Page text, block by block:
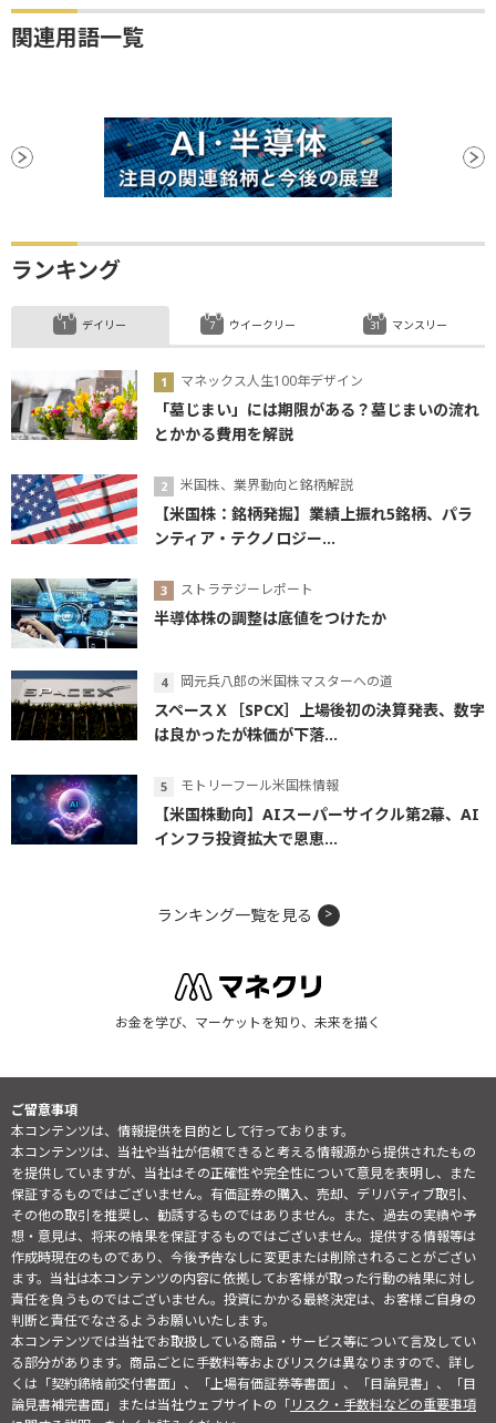
関連用語一覧
ランキング
デイリー
マネックス人生100年デザイン
「墓じまい」には期限がある？墓じまいの流れ
とかかる費用を解説
米国株、業界動向と銘柄解説
【米国株：銘柄発掘】業績上振れ5銘柄、パラ
ンティア・テクノロジー...
ストラテジーレポート
半導体株の調整は底値をつけたか
岡元兵八郎の米国株マスターへの道
スペースＸ［SPCX］上場後初の決算発表、数字
は良かったが株価が下落...
モトリーフール米国株情報
【米国株動向】AIスーパーサイクル第2幕、AI
インフラ投資拡大で恩恵...
ウイークリー マンスリー
ランキング一覧を見る
お金を学び、マーケットを知り、未来を描く
ご留意事項
本コンテンツは、情報提供を目的として行っております。
本コンテンツは、当社や当社が信頼できると考える情報源から提供されたもの
を提供していますが、当社はその正確性や完全性について意見を表明し、また
保証するものではございません。有価証券の購入、売却、デリバティブ取引、
その他の取引を推奨し、勧誘するものではありません。また、過去の実績や予
想・意見は、将来の結果を保証するものではございません。提供する情報等は
作成時現在のものであり、今後予告なしに変更または削除されることがござい
ます。当社は本コンテンツの内容に依拠してお客様が取った行動の結果に対し
責任を負うものではございません。投資にかかる最終決定は、お客様ご自身の
判断と責任でなさるようお願いいたします。
本コンテンツでは当社でお取扱している商品・サービス等について言及してい
る部分があります。商品ごとに手数料等およびリスクは異なりますので、詳し
くは「契約締結前交付書面」、「上場有価証券等書面」、「目論見書」、「目
論見書補完書面」または当社ウェブサイトの「リスク・手数料などの重要事項